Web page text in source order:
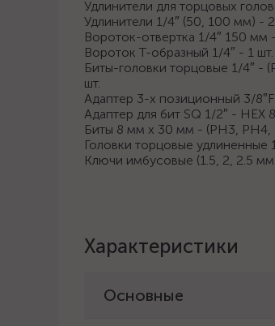
Удлинители для торцовых
Удлинители 1/4″ (50, 100 мм) -
Вороток-отвертка 1/4″ 150 мм
Вороток Т-образный 1/4″ - 1 шт.
Биты-головки торцовые 1/4″ -
шт.
Адаптер 3-х позиционный 3/8″F
Адаптер для бит SQ 1/2″ - HEX
Биты 8 мм х 30 мм - (PH3, PH4,
Головки торцовые удлиненные
Ключи имбусовые (1.5, 2, 2.5
Характеристики
Основные